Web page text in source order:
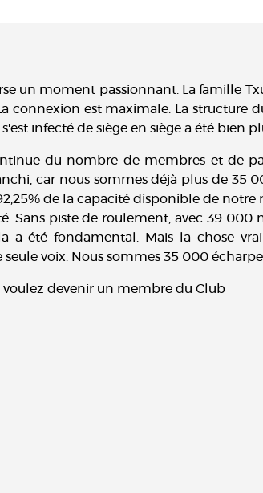
un moment passionnant. La famille
connexion est maximale. La structure
infecté de siège en siège a été bien
du nombre de membres et de
car nous sommes déjà plus de 35
de la capacité disponible de notre
Sans piste de roulement, avec 39 000
a été fondamental. Mais la chose
seule voix. Nous sommes 35 000
voulez devenir un membre du Club